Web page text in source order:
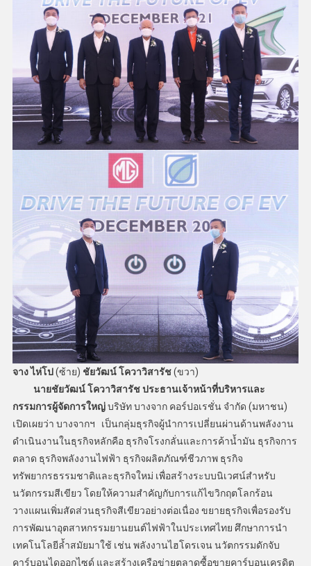
จาง ไห่โป(ซ้าย) ชัยวัฒน์ โควาวิสารัช(ขวา)
นายชัยวัฒน์ โควาวิสารัช ประธานเจ้าหน้าที่บริหารและ
กรรมการผู้จัดการใหญ่บริษัท บางจาก คอร์ปอเรชั่น จำกัด (มหาชน)
เปิดเผยว่า บางจากฯ เป็นกลุ่มธุรกิจผู้นำการเปลี่ยนผ่านด้านพลังงาน
ดำเนินงานในธุรกิจหลักคือ ธุรกิจโรงกลั่นและการค้าน้ำมัน ธุรกิจการ
ตลาด ธุรกิจพลังงานไฟฟ้า ธุรกิจผลิตภัณฑ์ชีวภาพ ธุรกิจ
ทรัพยากรธรรมชาติและธุรกิจใหม่ เพื่อสร้างระบบนิเวศน์สำหรับ
นวัตกรรมสีเขียว โดยให้ความสำคัญกับการแก้ไขวิกฤตโลกร้อน
วางแผนเพิ่มสัดส่วนธุรกิจสีเขียวอย่างต่อเนื่อง ขยายธุรกิจเพื่อรองรับ
การพัฒนาอุตสาหกรรมยานยนต์ไฟฟ้าในประเทศไทย ศึกษาการนำ
เทคโนโลยีล้ำสมัยมาใช้ เช่น พลังงานไฮโดรเจน นวัตกรรมดักจับ
คาร์บอนไดออกไซด์ และสร้างเครือข่ายตลาดซื้อขายคาร์บอนเครดิต